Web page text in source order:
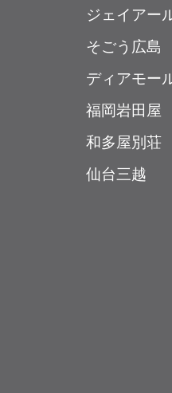
ジェイアー
そごう広島
ディアモー
福岡岩田屋
和多屋別荘
仙台三越